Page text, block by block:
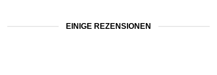
EINIGE REZENSIONEN